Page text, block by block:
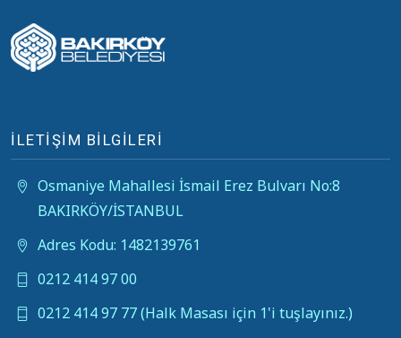
İLETİŞİM BİLGİLERİ
Osmaniye Mahallesi İsmail Erez Bulvarı No:8
BAKIRKÖY/İSTANBUL
Adres Kodu: 1482139761
0212 414 97 00
0212 414 97 77 (Halk Masası için 1'i tuşlayınız.)